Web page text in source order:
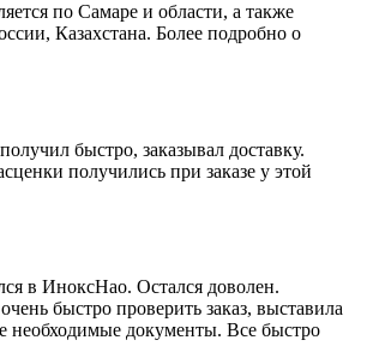
по Самаре и области, а также
Казахстана. Более подробно о
быстро, заказывал доставку.
получились при заказе у этой
в ИноксНао. Остался доволен.
быстро проверить заказ, выставила
необходимые документы. Все быстро